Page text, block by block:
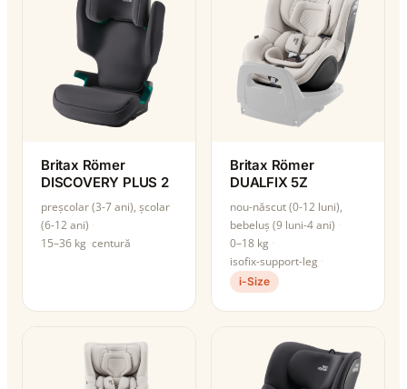
Britax Römer
DISCOVERY PLUS 2
preșcolar (3-7 ani), școlar
(6-12 ani)
15–36 kg centură
Britax Römer
DUALFIX 5Z
nou-născut (0-12 luni),
bebeluș (9 luni-4 ani)
0–18 kg
isofix-support-leg
i-Size